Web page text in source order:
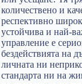
количествено и
респективно
устойчива и най-
управление е
бездействията на
личната ни
стандарта ни на